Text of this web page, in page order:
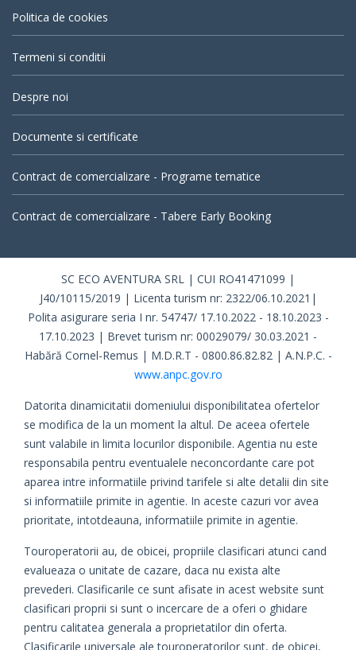
Politica de cookies
Termeni si conditii
Despre noi
Documente si certificate
Contract de comercializare - Programe tematice
Contract de comercializare - Tabere Early Booking
SC ECO AVENTURA SRL | CUI RO41471099 |
J40/10115/2019 | Licenta turism nr: 2322/06.10.2021|
Polita asigurare seria I nr. 54747/ 17.10.2022 - 18.10.2023 -
17.10.2023 | Brevet turism nr: 00029079/ 30.03.2021 -
Habără Cornel-Remus | M.D.R.T - 0800.86.82.82 | A.N.P.C. -
www.anpc.gov.ro
Datorita dinamicitatii domeniului disponibilitatea ofertelor
se modifica de la un moment la altul. De aceea ofertele
sunt valabile in limita locurilor disponibile. Agentia nu este
responsabila pentru eventualele neconcordante care pot
aparea intre informatiile privind tarifele si alte detalii din site
si informatiile primite in agentie. In aceste cazuri vor avea
prioritate, intotdeauna, informatiile primite in agentie.
Touroperatorii au, de obicei, propriile clasificari atunci cand
evalueaza o unitate de cazare, daca nu exista alte
prevederi. Clasificarile ce sunt afisate in acest website sunt
clasificari proprii si sunt o incercare de a oferi o ghidare
pentru calitatea generala a proprietatilor din oferta.
Clasificarile universale ale touroperatorilor sunt, de obicei,